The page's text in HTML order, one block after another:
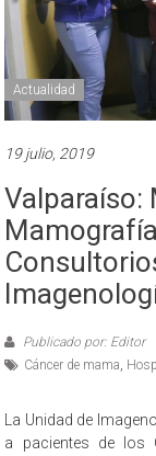
Actualidad
19 julio, 2019
Valparaíso:
Publicado por: Editor
Cáncer de mama,
La Unidad de
a pacientes de los